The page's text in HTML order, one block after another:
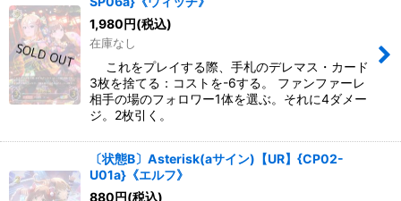
1,980円(税込)
在庫なし
これをプレイする際、手札のデレマス・カード
3枚を捨てる：コストを-6する。 ファンファーレ
相手の場のフォロワー1体を選ぶ。それに4ダメー
ジ。2枚引く。
〔状態B〕Asterisk(aサイン)【UR】{CP02-
U01a}《エルフ》
880円(税込)